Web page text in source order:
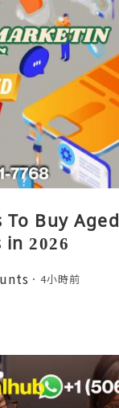
To Buy
2026
4小時前